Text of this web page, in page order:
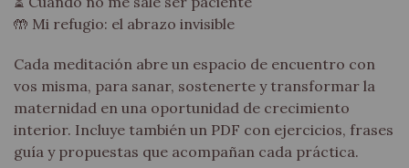
🤲 Mi refugio: el abrazo invisible
Cada meditación abre un espacio de encuentro con
vos misma, para sanar, sostenerte y transformar la
maternidad en una oportunidad de crecimiento
interior. Incluye también un PDF con ejercicios, frases
guía y propuestas que acompañan cada práctica.